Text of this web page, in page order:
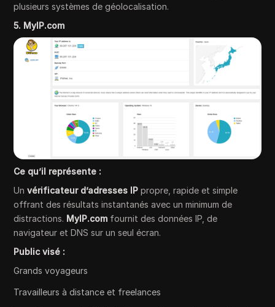
plusieurs systèmes de géolocalisation.
5. MyIP.com
Ce qu’il représente :
Unvérificateur d’adresses IP propre, rapide et simple
offrant des résultats instantanés avec un minimum de
distractions. MyIP.com fournit des données IP, de
navigateur et DNS sur un seul écran.
Public visé :
Grands voyageurs
Travailleurs à distance et freelances